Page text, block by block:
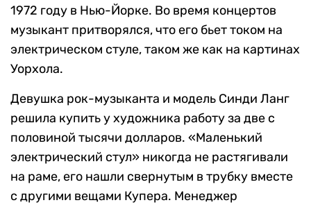
1972 году в Нью-Йорке. Во время концертов
музыкант притворялся, что его бьет током на
электрическом стуле, таком же как на картинах
Уорхола.
Девушка рок-музыканта и модель Синди Ланг
решила купить у художника работу за две с
половиной тысячи долларов. «Маленький
электрический стул» никогда не растягивали
на раме, его нашли свернутым в трубку вместе
с другими вещами Купера. Менеджер